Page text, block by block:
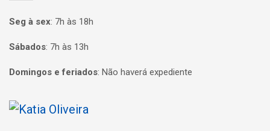
Seg à sex: 7h às 18h
Sábados: 7h às 13h
Domingos e feriados: Não haverá expediente
Página inicial